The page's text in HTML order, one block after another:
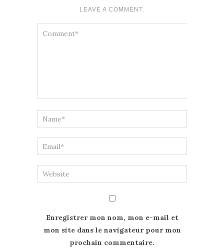
LEAVE A COMMENT.
Enregistrer mon nom, mon e-mail et
mon site dans le navigateur pour mon
prochain commentaire.